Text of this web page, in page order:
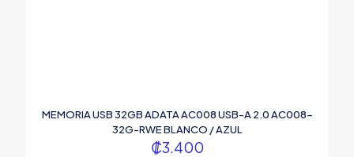
MEMORIA USB 32GB ADATA AC008 USB-A 2.0 AC008-
32G-RWE BLANCO / AZUL
₡3.400